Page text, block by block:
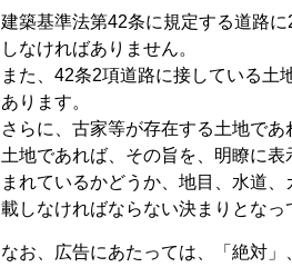
建築基準法第42条に規定する道路
しなければありません。
また、42条2項道路に接している土
あります。
さらに、古家等が存在する土地で
土地であれば、その旨を、明瞭に
まれているかどうか、地目、水道
載しなければならない決まりとなっ
なお、広告にあたっては、「絶対